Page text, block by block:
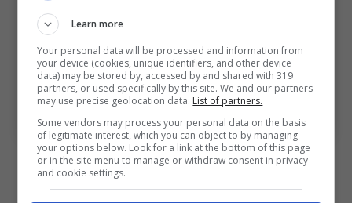
Bologna-Juventus: i
precedenti
Learn more
Your personal data will be processed and information from
your device (cookies, unique identifiers, and other device
data) may be stored by, accessed by and shared with 319
partners, or used specifically by this site. We and our partners
may use precise geolocation data. List of partners.
Some vendors may process your personal data on the basis
of legitimate interest, which you can object to by managing
your options below. Look for a link at the bottom of this page
or in the site menu to manage or withdraw consent in privacy
and cookie settings.